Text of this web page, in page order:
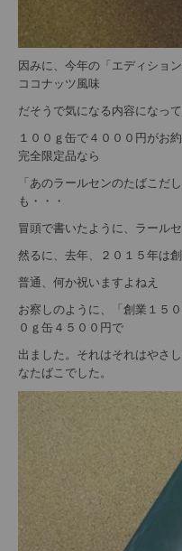
因みに、今年の「エディショ
ココナッツ風味
だそうで気になる内容になって
１００ｇ缶で４０００円がお
完全限定品なら
「あのラールセンのたばこだ
も・・・
冒頭で書いたように、ラール
然るに、去年、２０１５年は
普通、何か祝いますよねえ
お察しのように、「創業１５
０ｇ缶４５００円で
出ました。それはそれはやさ
なたばこでした。